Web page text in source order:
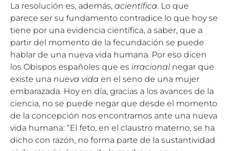
La resolución es, además, acientífica. Lo que
parece ser su fundamento contradice lo que hoy se
tiene por una evidencia científica, a saber, que a
partir del momento de la fecundación se puede
hablar de una nueva vida humana. Por eso dicen
los Obispos españoles que es irracional negar que
existe una nueva vida en el seno de una mujer
embarazada. Hoy en día, gracias a los avances de la
ciencia, no se puede negar que desde el momento
de la concepción nos encontramos ante una nueva
vida humana: “El feto, en el claustro materno, se ha
dicho con razón, no forma parte de la sustantividad